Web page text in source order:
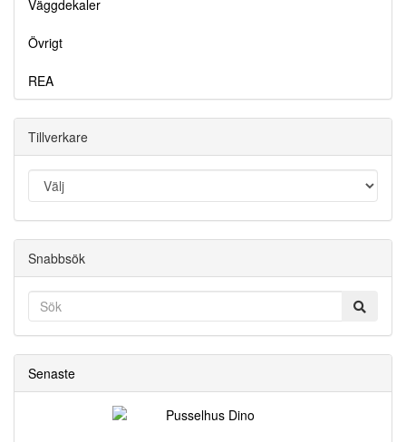
Väggdekaler
Övrigt
REA
Tillverkare
Snabbsök
Senaste